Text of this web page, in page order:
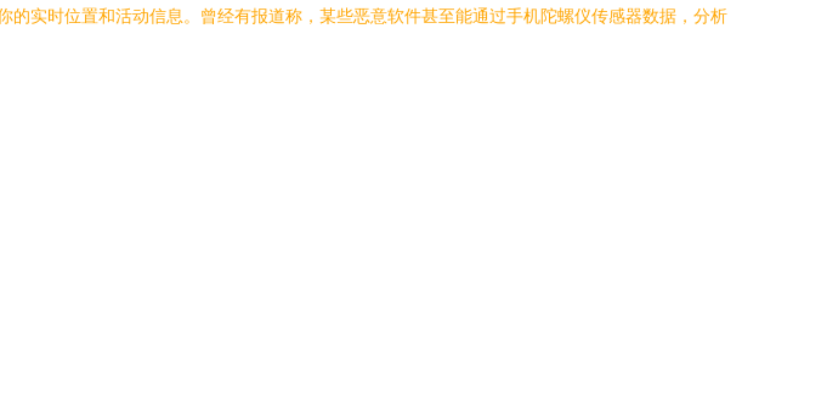
实时位置和活动信息。曾经有报道称，某些恶意软件甚至能通过手机陀螺仪传感器数据，分析